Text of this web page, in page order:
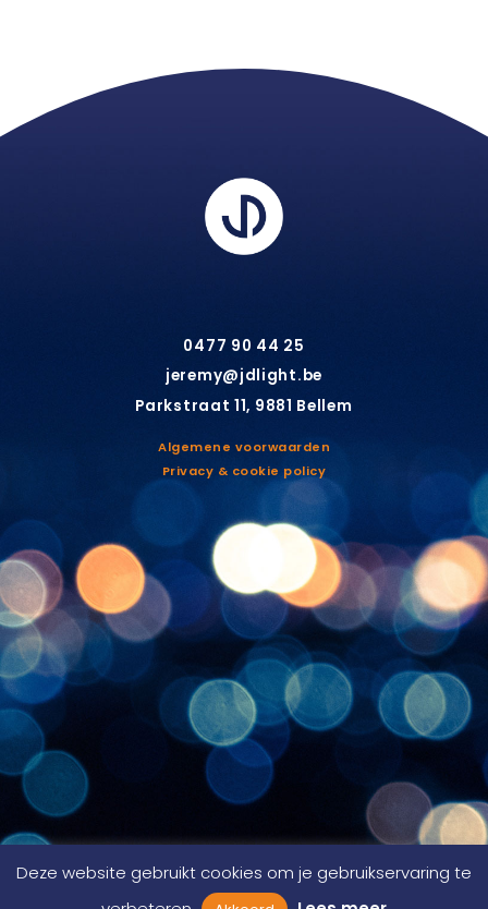
0477 90 44 25
jeremy@jdlight.be
Parkstraat 11, 9881 Bellem
Algemene voorwaarden
Privacy & cookie policy
Deze website gebruikt cookies om je gebruikservaring te